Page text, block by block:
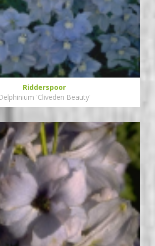
Ridderspoor
'Cliveden Beauty'